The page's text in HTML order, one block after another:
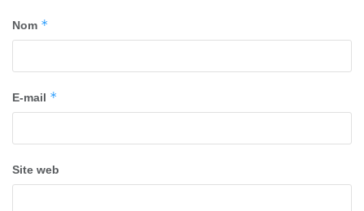
Nom *
E-mail *
Site web